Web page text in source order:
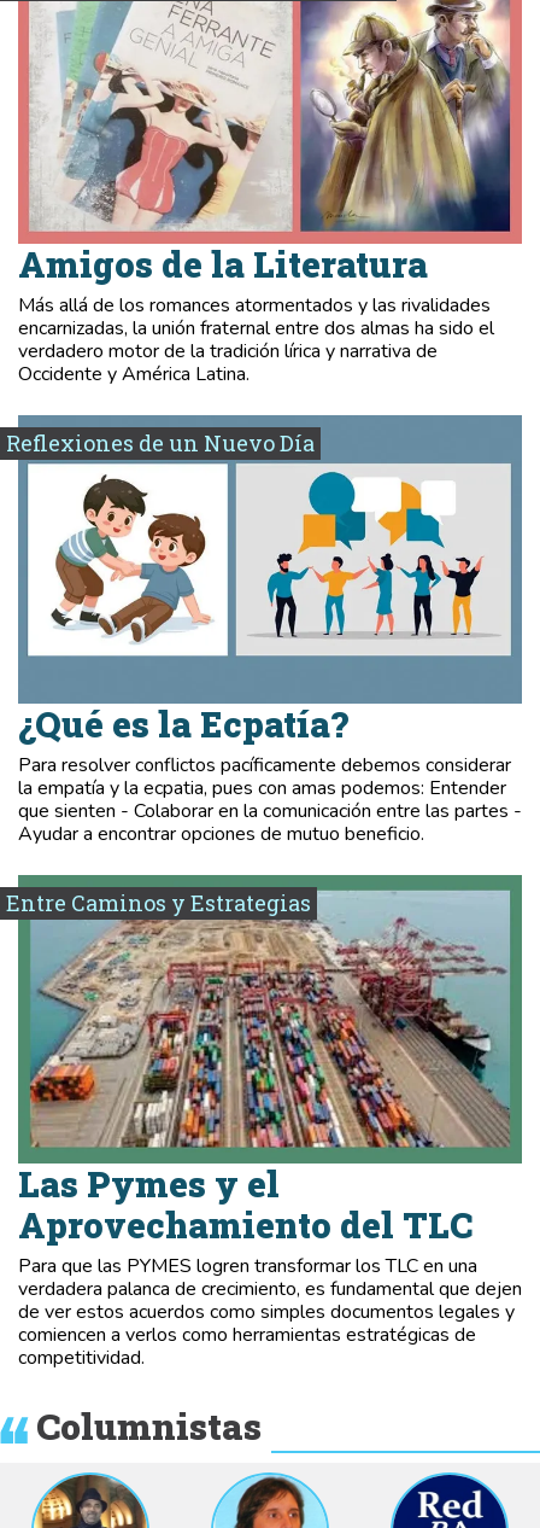
Amigos de la Literatura
Más allá de los romances atormentados y las rivalidades
encarnizadas, la unión fraternal entre dos almas ha sido el
verdadero motor de la tradición lírica y narrativa de
Occidente y América Latina.
Reflexiones de un Nuevo Día
¿Qué es la Ecpatía?
Para resolver conflictos pacíficamente debemos considerar
la empatía y la ecpatia, pues con amas podemos: Entender
que sienten - Colaborar en la comunicación entre las partes -
Ayudar a encontrar opciones de mutuo beneficio.
Entre Caminos y Estrategias
Las Pymes y el
Aprovechamiento del TLC
Para que las PYMES logren transformar los TLC en una
verdadera palanca de crecimiento, es fundamental que dejen
de ver estos acuerdos como simples documentos legales y
comiencen a verlos como herramientas estratégicas de
competitividad.
Columnistas